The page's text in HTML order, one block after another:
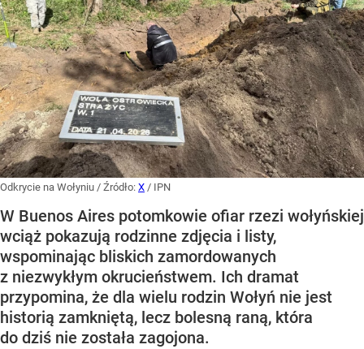
Odkrycie na Wołyniu / Źródło: X / IPN
W Buenos Aires potomkowie ofiar rzezi wołyńskiej
wciąż pokazują rodzinne zdjęcia i listy,
wspominając bliskich zamordowanych
z niezwykłym okrucieństwem. Ich dramat
przypomina, że dla wielu rodzin Wołyń nie jest
historią zamkniętą, lecz bolesną raną, która
do dziś nie została zagojona.